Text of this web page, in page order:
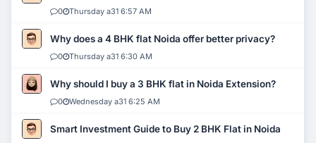
0 Thursday a31 6:57 AM
Why does a 4 BHK flat Noida offer better privacy?
0 Thursday a31 6:30 AM
Why should I buy a 3 BHK flat in Noida Extension?
0 Wednesday a31 6:25 AM
Smart Investment Guide to Buy 2 BHK Flat in Noida